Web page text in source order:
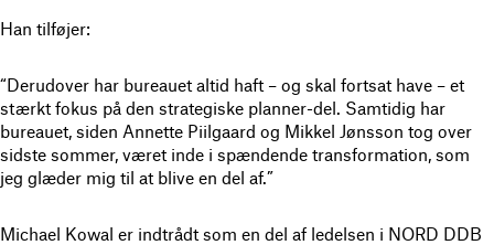
Han tilføjer:
“Derudover har bureauet altid haft – og skal fortsat have – et
stærkt fokus på den strategiske planner-del. Samtidig har
bureauet, siden Annette Piilgaard og Mikkel Jønsson tog over
sidste sommer, været inde i spændende transformation, som
jeg glæder mig til at blive en del af.”
Michael Kowal er indtrådt som en del af ledelsen i NORD DDB